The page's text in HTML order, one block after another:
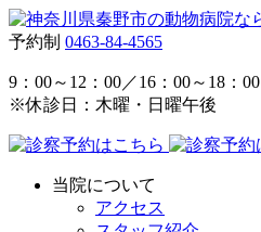
予約制 0463-84-4565
9：00～12：00／16：00～18：00
※休診日：木曜・日曜午後
当院について
アクセス